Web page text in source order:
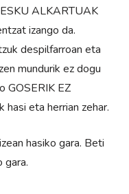
ALKARTUAK
izango da.
despilfarroan eta
mundurik ez dogu
GOSERIK EZ
eta herrian zehar.
hasiko gara. Beti
gara.